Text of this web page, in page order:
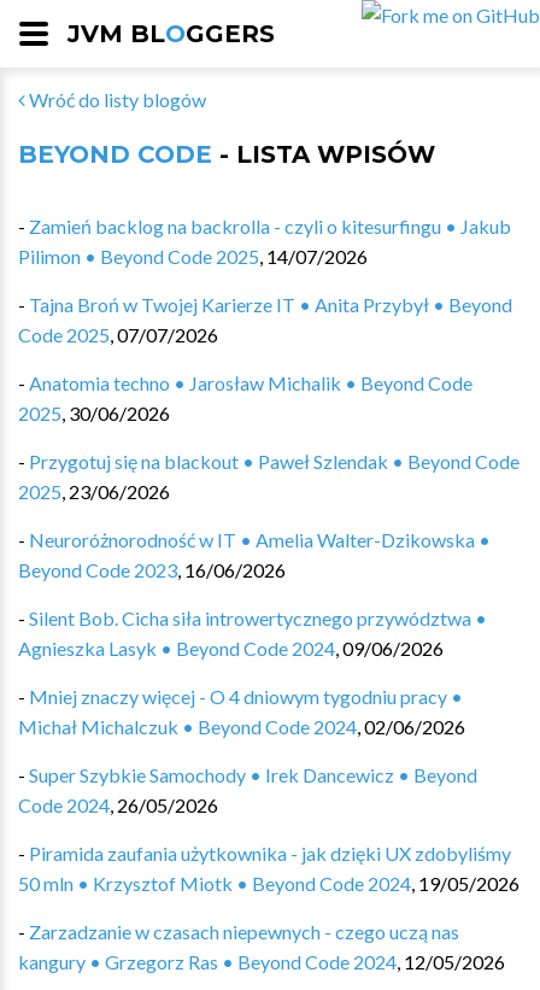
JVM BLOGGERS
Wróć do listy blogów
BEYOND CODE - LISTA WPISÓW
- Zamień backlog na backrolla - czyli o kitesurfingu • Jakub
Pilimon • Beyond Code 2025, 14/07/2026
- Tajna Broń w Twojej Karierze IT • Anita Przybył • Beyond
Code 2025,07/07/2026
- Anatomia techno • Jarosław Michalik • Beyond Code
2025, 30/06/2026
- Przygotuj się na blackout • Paweł Szlendak • Beyond Code
2025, 23/06/2026
- Neuroróżnorodność w IT • Amelia Walter-Dzikowska •
Beyond Code 2023, 16/06/2026
- Silent Bob. Cicha siła introwertycznego przywództwa •
Agnieszka Lasyk • Beyond Code 2024,09/06/2026
- Mniej znaczy więcej - O 4 dniowym tygodniu pracy •
Michał Michalczuk • Beyond Code 2024,02/06/2026
- Super Szybkie Samochody • Irek Dancewicz • Beyond
Code 2024, 26/05/2026
- Piramida zaufania użytkownika - jak dzięki UX zdobyliśmy
50 mln • Krzysztof Miotk • Beyond Code 2024, 19/05/2026
- Zarzadzanie w czasach niepewnych - czego uczą nas
kangury • Grzegorz Ras • Beyond Code 2024, 12/05/2026